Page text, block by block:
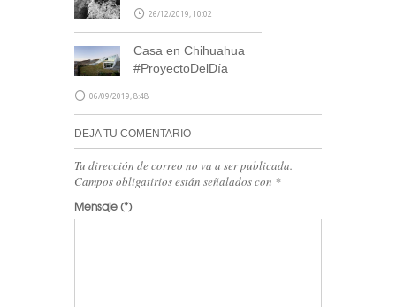
26/12/2019, 10:02
Casa en Chihuahua
#ProyectoDelDía
06/09/2019, 8:48
DEJA TU COMENTARIO
Tu dirección de correo no va a ser publicada.
Campos obligatirios están señalados con *
Mensaje(*)